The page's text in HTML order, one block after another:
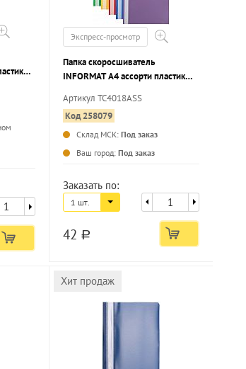
Экспресс-просмотр
Папка скоросшиватель
INFORMAT А4 ассорти пластик
Артикул TC4018ASS
Код 258079
Склад МСК: Под заказ
Ваш город: Под заказ
Заказать по:
1 шт.
42 a
Хит продаж